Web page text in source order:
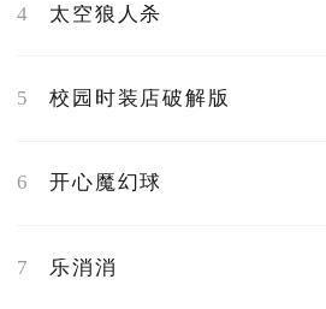
4 太空狼人杀
5 校园时装店破解版
6 开心魔幻球
7 乐消消